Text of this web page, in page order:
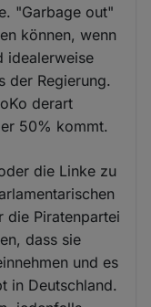
"Garbage out"
können, wenn
idealerweise
der Regierung.
derart
50% kommt.
die Linke zu
die Piratenpartei
dass sie
und es
in Deutschland.